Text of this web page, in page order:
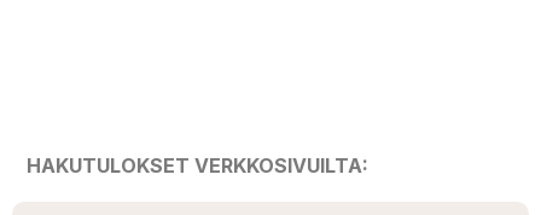
HAKUTULOKSET VERKKOSIVUILTA: